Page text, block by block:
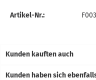
Artikel-Nr.:
Kunden kauften auch
Kunden haben sich